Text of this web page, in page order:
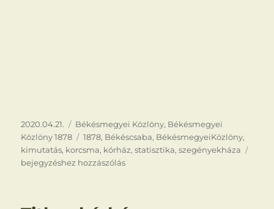
Közzétéve
2020.04.21. Kategória
Békésmegyei Közlöny, Békésmegyei
Közlöny 1878
Címke
1878, Békéscsaba, BékésmegyeiKözlöny,
kimutatás, korcsma, kórház,statisztika,szegényekháza
bejegyzéshez hozzászólás